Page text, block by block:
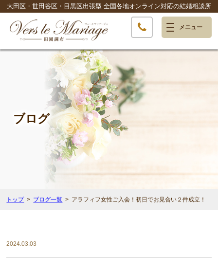
大田区・世田谷区・目黒区出張型 全国各地オンライン対応の結婚相談所
ブログ
トップ ブログ一覧 アラフィフ女性ご入会！初日でお見合い２件成立！
2024.03.03